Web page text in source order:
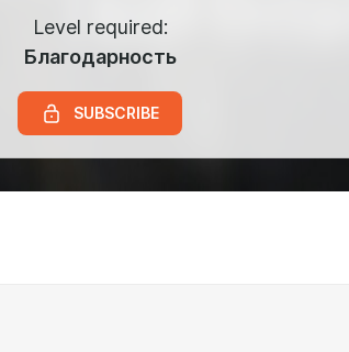
Level required:
Благодарность
SUBSCRIBE